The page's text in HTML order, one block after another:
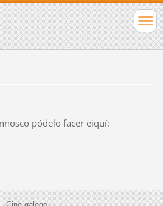
pódelo facer eiquí: